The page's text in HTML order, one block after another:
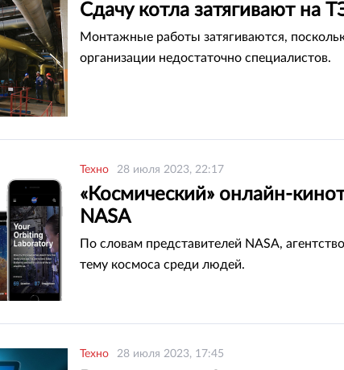
Сдачу котла затягивают на
Монтажные работы затягиваются,
организации недостаточно специалистов.
Техно 28 июля 2023, 22:17
«Космический» онлайн-
NASA
По словам представителей NASA,
тему космоса среди людей.
Техно 28 июля 2023, 17:45